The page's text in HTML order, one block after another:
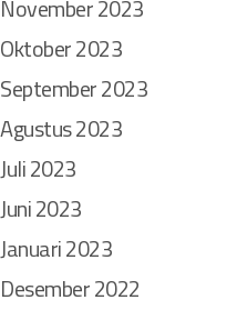
November 2023
Oktober 2023
September 2023
Agustus 2023
Juli 2023
Juni 2023
Januari 2023
Desember 2022